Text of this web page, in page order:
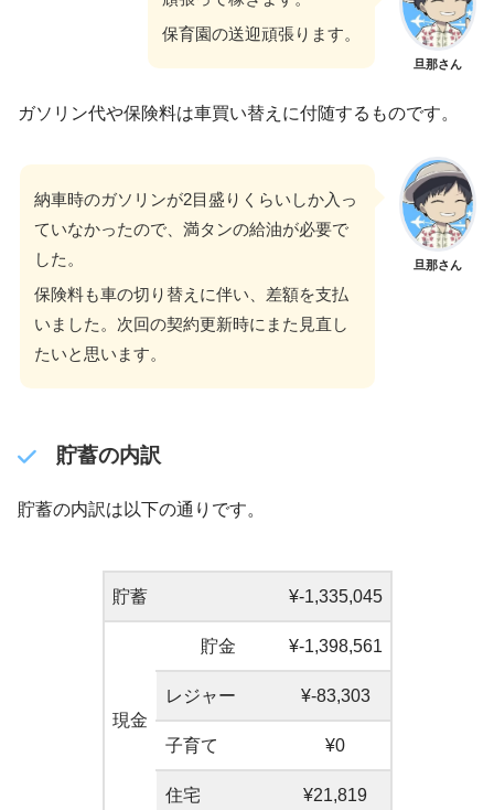
旦那さん
保育園の送迎頑張ります。
ガソリン代や保険料は車買い替えに付随するものです。
旦那さん
納車時のガソリンが2目盛りくらいしか入っ
ていなかったので、満タンの給油が必要で
した。
保険料も車の切り替えに伴い、差額を支払
いました。次回の契約更新時にまた見直し
たいと思います。
貯蓄の内訳
貯蓄の内訳は以下の通りです。
貯蓄 ¥-1,335,045
現金
貯金 ¥-1,398,561
レジャー ¥-83,303
子育て ¥0
住宅 ¥21,819